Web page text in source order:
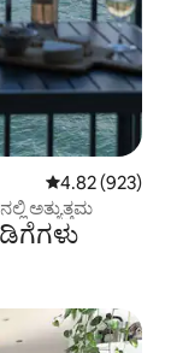
5 ರಲ್ಲಿ 4.82
4.82 (923)
ಅತ್ಯುತ್ತಮ